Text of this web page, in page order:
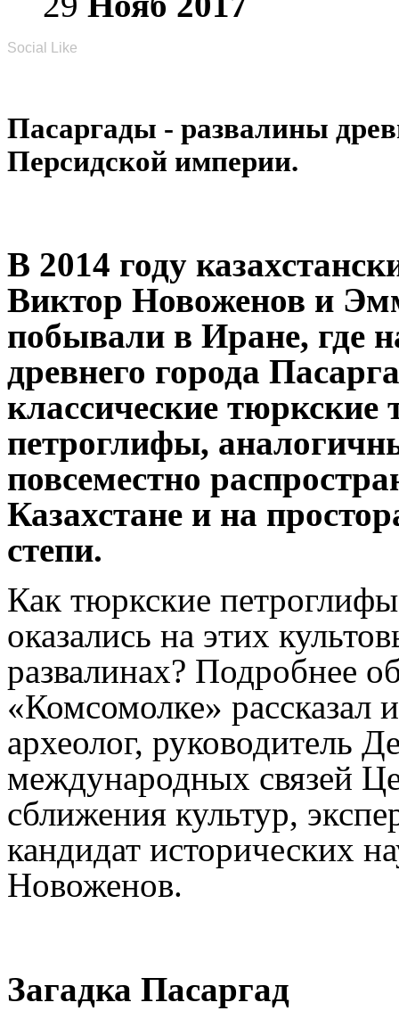
Social Like
Пасаргады - развалины
Персидской империи.
В 2014 году
Виктор Новоженов и
побывали в Иране, где
древнего города
классические тюркские
петроглифы,
повсеместно
Казахстане и на
степи.
Как тюркские
оказались на этих
развалинах? Подробнее
«Комсомолке» рассказал
археолог, руководитель
международных связей
сближения культур,
кандидат исторических
Новоженов.
Загадка Пасаргад